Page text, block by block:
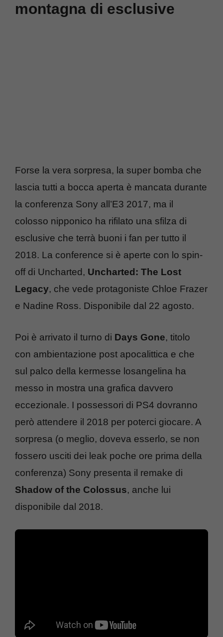
montagna di esclusive
Forse la vera sorpresa, la super bomba che
lascia tutti a bocca aperta è mancata durante
la conferenza Sony all’E3 2017, ma il
colosso nipponico ha rifilato una sfilza di
esclusive che terrà buoni i fan per tutto il
2018. La conference si è aperte con lo spin-
off di Uncharted, Uncharted: The Lost
Legacy, che vede protagoniste Chloe Frazer
e Nadine Ross. Disponibile dal 22 agosto.
Poi è arrivato il turno di Days Gone, titolo
con ambientazione post apocalittica e che
sul palco della kermesse losangelina ha
messo in mostra una grafica davvero
eccezionale. I possessori di PS4 dovranno
però attendere il 2018 per poterci giocare. A
sorpresa (o meglio, doveva esserlo, se non
fossero usciti dei leak poche ore prima della
conferenza) Sony presenta il remake di
Shadow of the Colossus, anche lui
disponibile dal 2018.